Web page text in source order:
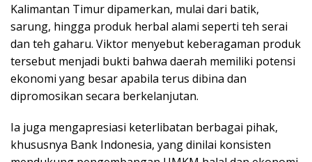
Kalimantan Timur dipamerkan, mulai dari batik,
sarung, hingga produk herbal alami seperti teh serai
dan teh gaharu. Viktor menyebut keberagaman produk
tersebut menjadi bukti bahwa daerah memiliki potensi
ekonomi yang besar apabila terus dibina dan
dipromosikan secara berkelanjutan.
Ia juga mengapresiasi keterlibatan berbagai pihak,
khususnya Bank Indonesia, yang dinilai konsisten